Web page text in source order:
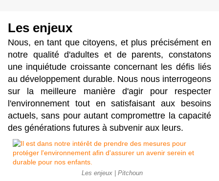
Les enjeux
Nous, en tant que citoyens, et plus précisément en
notre qualité d'adultes et de parents, constatons
une inquiétude croissante concernant les défis liés
au développement durable. Nous nous interrogeons
sur la meilleure manière d'agir pour respecter
l'environnement tout en satisfaisant aux besoins
actuels, sans pour autant compromettre la capacité
des générations futures à subvenir aux leurs.
Les enjeux | Pitchoun